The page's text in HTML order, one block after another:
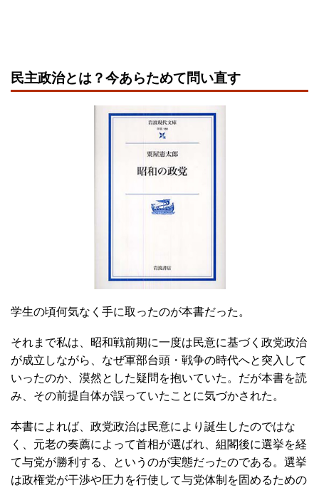
民主政治とは？今あらためて問い直す
学生の頃何気なく手に取ったのが本書だった。
それまで私は、昭和戦前期に一度は民意に基づく政党政治
が成立しながら、なぜ軍部台頭・戦争の時代へと突入して
いったのか、漠然とした疑問を抱いていた。だが本書を読
み、その前提自体が誤っていたことに気づかされた。
本書によれば、政党政治は民意により誕生したのではな
く、元老の奏薦によって首相が選ばれ、組閣後に選挙を経
て与党が勝利する、というのが実態だったのである。選挙
は政権党が干渉や圧力を行使して与党体制を固めるための